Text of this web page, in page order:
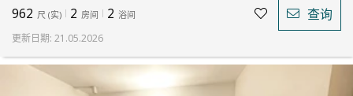
962 尺 (实) 2 房间 2 浴间 查询
更新日期: 21.05.2026